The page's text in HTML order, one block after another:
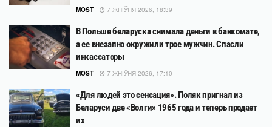
MOST 7 ЖНІЎНЯ 2026, 18:39
В Польше беларуска снимала деньги в банкомате,
а ее внезапно окружили трое мужчин. Спасли
инкассаторы
MOST 7 ЖНІЎНЯ 2026, 17:10
«Для людей это сенсация». Поляк пригнал из
Беларуси две «Волги» 1965 года и теперь продает
их